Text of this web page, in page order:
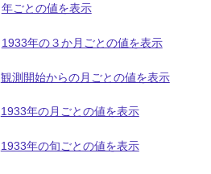
年ごとの値を表示
1933年の３か月ごとの値を表示
観測開始からの月ごとの値を表示
1933年の月ごとの値を表示
1933年の旬ごとの値を表示